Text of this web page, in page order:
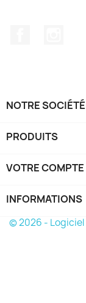
NOTRE SOCIÉTÉ
PRODUITS
VOTRE COMPTE
INFORMATIONS
© 2026 -